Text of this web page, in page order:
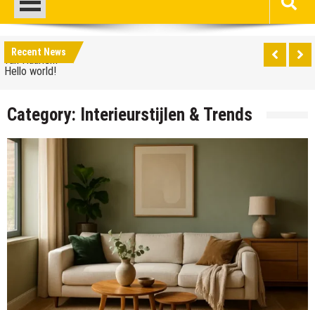
Recent News
Hello world!
Ontdek het sprookjesachtige Elswout aan de rand
van Haarlem
Hello world!
van Haarlem
Category: Interieurstijlen & Trends